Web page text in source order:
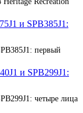
первый
четыре лица